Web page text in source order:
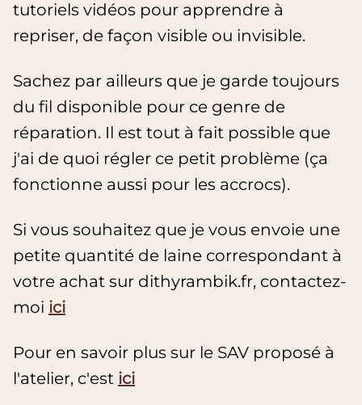
tutoriels vidéos pour apprendre à
repriser, de façon visible ou invisible.
Sachez par ailleurs que je garde toujours
du fil disponible pour ce genre de
réparation. Il est tout à fait possible que
j'ai de quoi régler ce petit problème (ça
fonctionne aussi pour les accrocs).
Si vous souhaitez que je vous envoie une
petite quantité de laine correspondant à
votre achat sur dithyrambik.fr, contactez-
moi ici
Pour en savoir plus sur le SAV proposé à
l'atelier, c'est ici